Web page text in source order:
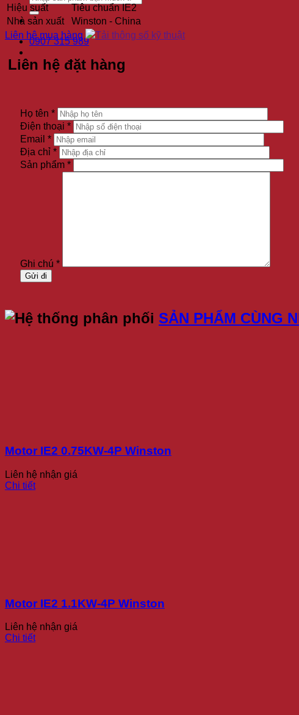
0907 315 989
Hiệu suất
Tiêu chuẩn IE2
Nhà sản xuất
Winston - China
Liên hệ mua hàng
Tải thông số kỹ thuật
Liên hệ đặt hàng
Họ tên *
Điện thoại *
Email *
Địa chỉ *
Sản phẩm *
Ghi chú *
SẢN PHẨM CÙNG
Motor IE2 0.75KW-4P Winston
Liên hệ nhận giá
Chi tiết
Motor IE2 1.1KW-4P Winston
Liên hệ nhận giá
Chi tiết